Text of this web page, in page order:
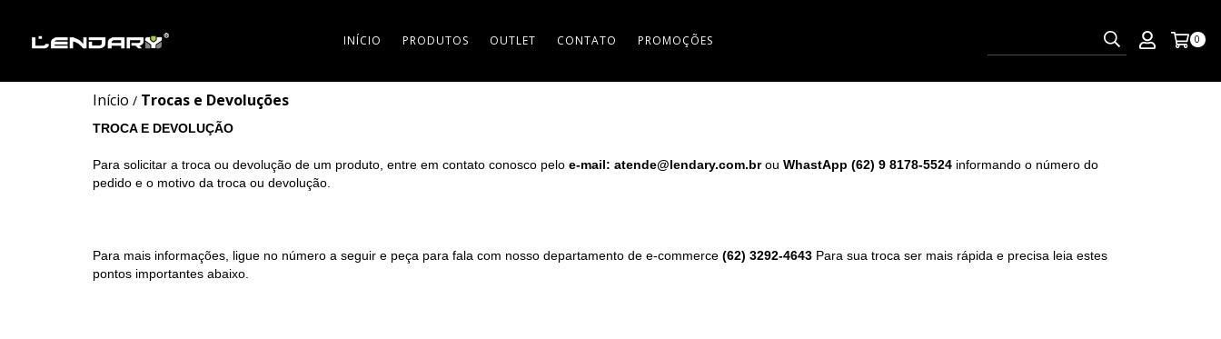
INÍCIO PRODUTOS OUTLET CONTATO PROMOÇÕES 0
Início / Trocas e Devoluções
TROCA E DEVOLUÇÃO
Para solicitar a troca ou devolução de um produto, entre em contato conosco pelo e-mail: atende@lendary.com.brou WhastApp (62) 9 8178-5524 informando o número do
pedido e o motivo da troca ou devolução.
Para mais informações, ligue no número a seguir e peça para fala com nosso departamento de e-commerce (62) 3292-4643​ Para sua troca ser mais rápida e precisa leia estes
pontos importantes abaixo.